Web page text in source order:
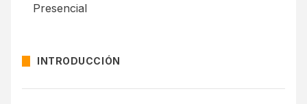
Presencial
INTRODUCCIÓN